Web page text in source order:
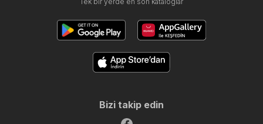
Bizi takip edin